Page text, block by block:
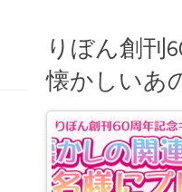
りぼん創刊
懐かしいあ